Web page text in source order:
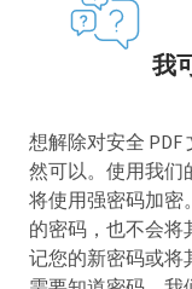
我
想解除对安全
然可以。使用我们
将使用强密码加密
的密码，也不会将
记您的新密码或将